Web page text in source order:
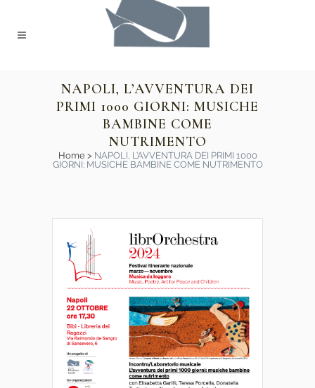
NAPOLI, L’AVVENTURA DEI
PRIMI 1000 GIORNI: MUSICHE
BAMBINE COME
NUTRIMENTO
Home> NAPOLI, L’AVVENTURA DEI PRIMI 1000
GIORNI: MUSICHE BAMBINE COME NUTRIMENTO